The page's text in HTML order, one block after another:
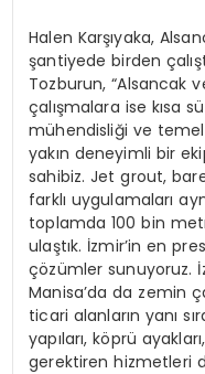
Halen Karşıyaka,
şantiyede birden
Tozburun, “Alsancak
çalışmalara ise kısa
mühendisliği ve temel
yakın deneyimli bir
sahibiz. Jet grout,
farklı uygulamaları
toplamda 100 bin
ulaştık. İzmir’in en
çözümler sunuyoruz.
Manisa’da da zemin
ticari alanların yanı
yapıları, köprü
gerektiren hizmetleri